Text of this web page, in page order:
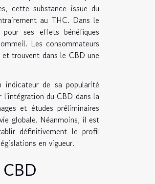
cette substance issue du
au THC. Dans le
ses effets bénéfiques
Les consommateurs
trouvent dans le CBD une
de sa popularité
l'intégration du CBD dans la
et études préliminaires
globale. Néanmoins, il est
définitivement le profil
en vigueur.
CBD